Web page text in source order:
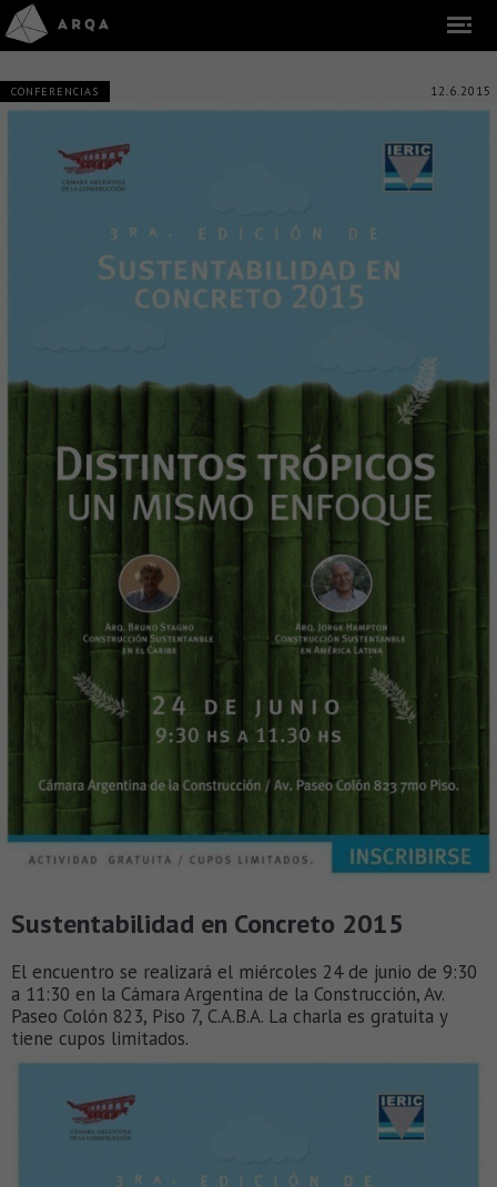
CONFERENCIAS 12.6.2015
Sustentabilidad en Concreto 2015
El encuentro se realizará el miércoles 24 de junio de 9:30
a 11:30 en la Cámara Argentina de la Construcción, Av.
Paseo Colón 823, Piso 7, C.A.B.A. La charla es gratuita y
tiene cupos limitados.